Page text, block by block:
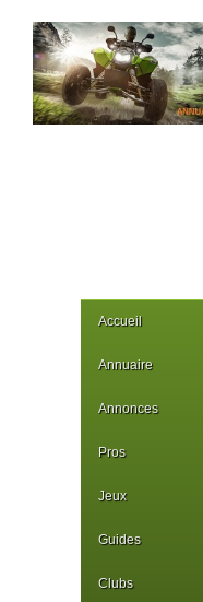
Accueil
Annuaire
Annonces
Pros
Jeux
Guides
Clubs